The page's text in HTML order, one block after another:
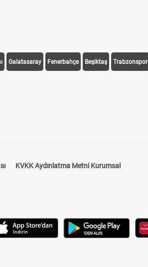
Galatasaray Fenerbahçe Beşiktaş Trabzonspor
KVKK Aydınlatma Metni Kurumsal